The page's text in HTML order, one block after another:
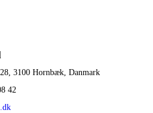
3100 Hornbæk, Danmark
42